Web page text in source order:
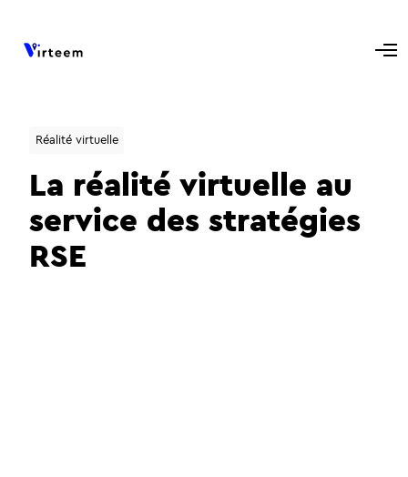
Réalité virtuelle
La réalité virtuelle au
service des stratégies
RSE